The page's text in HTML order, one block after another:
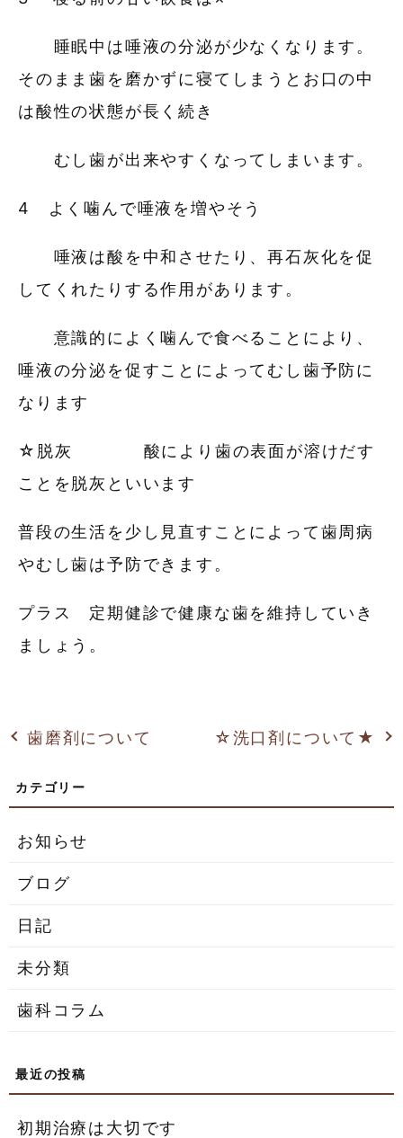
睡眠中は唾液の分泌が少なくなります。
そのまま歯を磨かずに寝てしまうとお口の中
は酸性の状態が長く続き
むし歯が出来やすくなってしまいます。
4 よく噛んで唾液を増やそう
唾液は酸を中和させたり、再石灰化を促
してくれたりする作用があります。
意識的によく噛んで食べることにより、
唾液の分泌を促すことによってむし歯予防に
なります
☆脱灰 酸により歯の表面が溶けだす
ことを脱灰といいます
普段の生活を少し見直すことによって歯周病
やむし歯は予防できます。
プラス 定期健診で健康な歯を維持していき
ましょう。
歯磨剤について ☆洗口剤について★
お知らせ
ブログ
日記
未分類
歯科コラム
初期治療は大切です